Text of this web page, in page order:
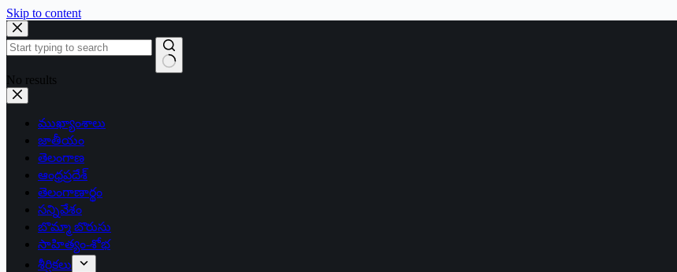
Skip to content
No results
ముఖ్యాంశాలు
జాతీయం
తెలంగాణ
ఆంధ్రప్రదేశ్
తెలంగాణార్థం
సన్నివేశం
బొమ్మా బొరుసు
సాహిత్యం-శోభ
శీర్షికలు